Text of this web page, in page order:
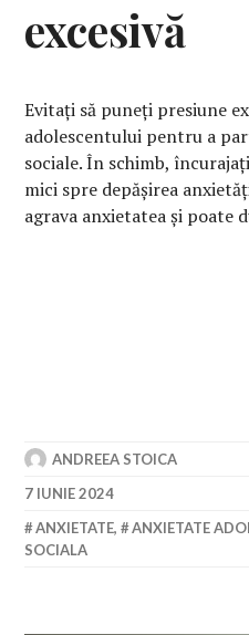
excesivă
Evitați să puneți presiune
adolescentului pentru a
sociale. În schimb,
mici spre depășirea
agrava anxietatea și poate
ANDREEA STOICA
7 IUNIE 2024
ANXIETATE, ANXIETATE
SOCIALA